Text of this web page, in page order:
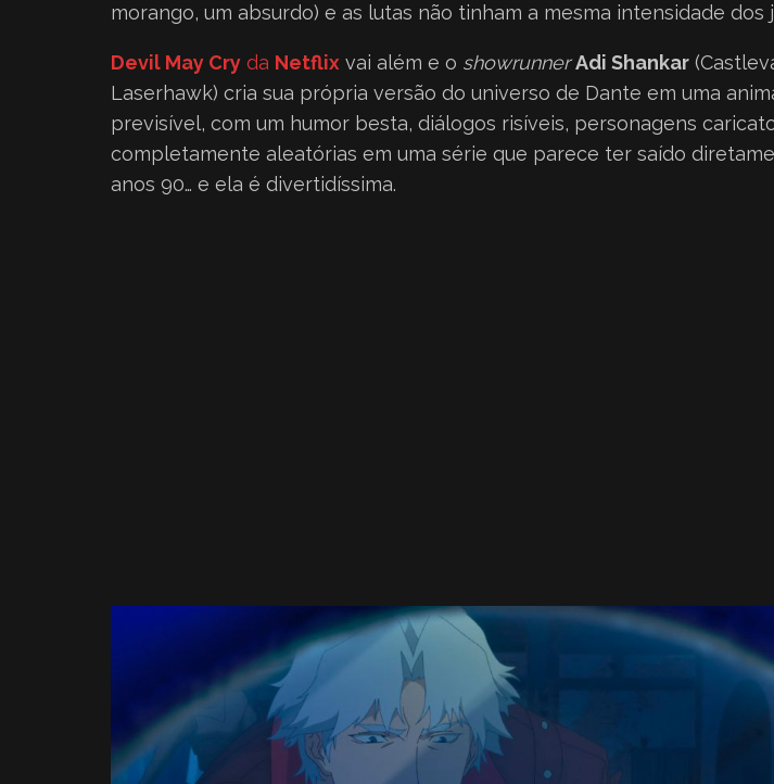
morango, um absurdo) e as lutas não tinham a mesma intensidade dos
Devil May Cry da Netflix vai além e o showrunner Adi Shankar
Laserhawk) cria sua própria versão do universo de Dante em uma
previsível, com um humor besta, diálogos risíveis, personagens
completamente aleatórias em uma série que parece ter saído
anos 90… e ela é divertidíssima.